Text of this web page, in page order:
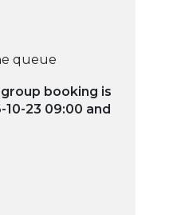
queue
booking is
23 09:00 and